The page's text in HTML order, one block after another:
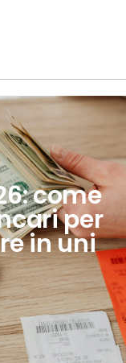
come
per
in uni